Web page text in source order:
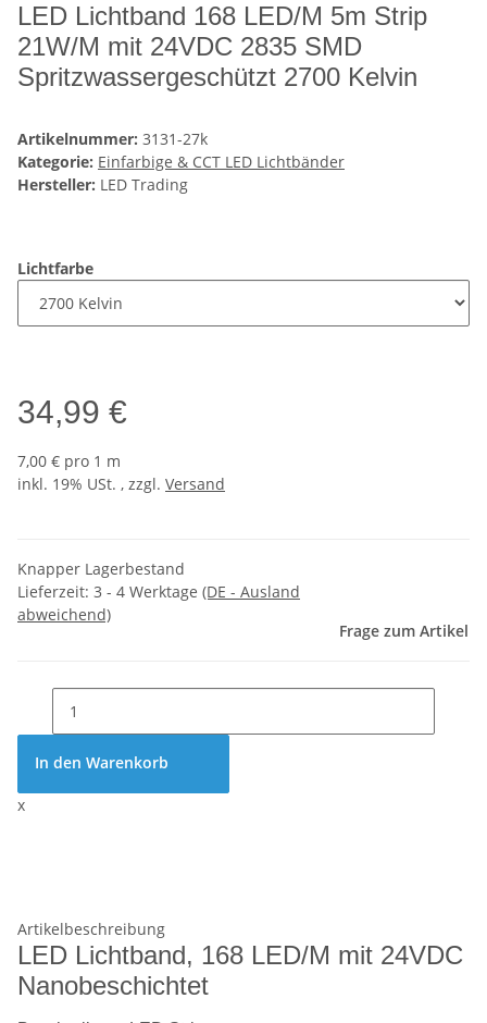
LED Lichtband 168 LED/M 5m Strip
21W/M mit 24VDC 2835 SMD
Spritzwassergeschützt 2700 Kelvin
Artikelnummer: 3131-27k
Kategorie: Einfarbige & CCT LED Lichtbänder
Hersteller: LED Trading
Lichtfarbe
34,99 €
7,00 € pro 1 m
inkl. 19% USt. , zzgl. Versand
Knapper Lagerbestand
Lieferzeit: 3 - 4 Werktage (DE - Ausland
abweichend)
Frage zum Artikel
In den Warenkorb
x
Artikelbeschreibung
LED Lichtband, 168 LED/M mit 24VDC
Nanobeschichtet